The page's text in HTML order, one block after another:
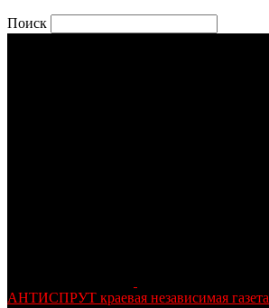
Поиск
АНТИСПРУТ краевая независимая газета